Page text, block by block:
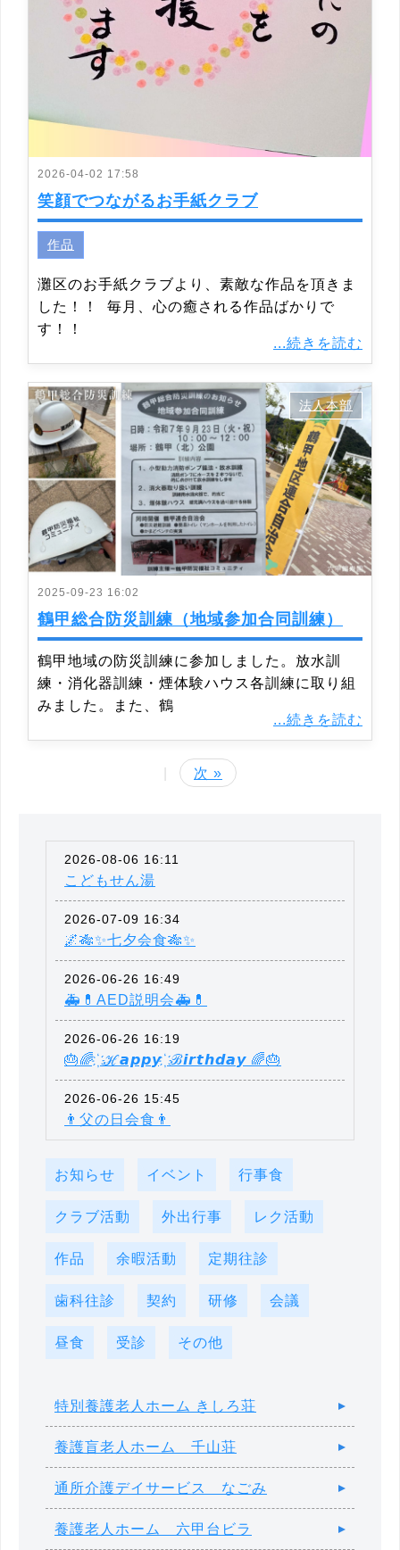
2026-04-02 17:58
笑顔でつながるお手紙クラブ
作品
灘区のお手紙クラブより、素敵な作品を頂きま
した！！ 毎月、心の癒される作品ばかりで
す！！
...続きを読む
2025-09-23 16:02
鶴甲総合防災訓練（地域参加合同訓練）
法人本部
鶴甲地域の防災訓練に参加しました。放水訓
練・消化器訓練・煙体験ハウス各訓練に取り組
みました。また、鶴
...続きを読む
次 »
2026-08-06 16:11
こどもせん湯
2026-07-09 16:34
🌌🎋✨七夕会食🎋✨
2026-06-26 16:49
🚑💊AED説明会🚑💊
2026-06-26 16:19
🎂🌈 ҉ ℋ𝙖𝙥𝙥𝙮 ҉ ℬ𝙞𝙧𝙩𝙝𝙙𝙖𝙮 🌈🎂
2026-06-26 15:45
👨父の日会食👨
お知らせ イベント 行事食
クラブ活動 外出行事 レク活動
作品 余暇活動 定期往診
歯科往診 契約 研修 会議
昼食 受診 その他
特別養護老人ホーム きしろ荘
養護盲老人ホーム 千山荘
通所介護デイサービス なごみ
養護老人ホーム 六甲台ビラ